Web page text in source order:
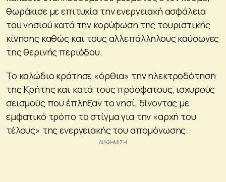
θωράκισε με επιτυχία την ενεργειακή ασφάλεια
του νησιού κατά την κορύφωση της τουριστικής
κίνησης καθώς και τους αλλεπάλληλους καύσωνες
της θερινής περιόδου.
Το καλώδιο κράτησε «όρθια» την ηλεκτροδότηση
της Κρήτης και κατά τους πρόσφατους, ισχυρούς
σεισμούς που έπληξαν το νησί, δίνοντας με
εμφατικό τρόπο το στίγμα για την «αρχή του
τέλους» της ενεργειακής του απομόνωσης.